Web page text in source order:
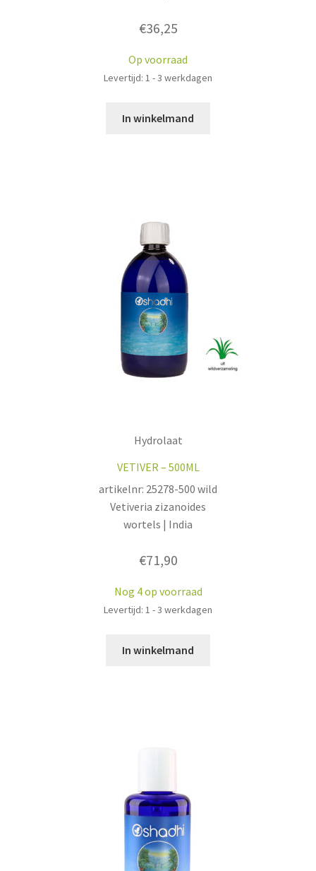
€36,25
Op voorraad
Levertijd: 1 - 3 werkdagen
In winkelmand
Hydrolaat
VETIVER – 500ML
artikelnr: 25278-500 wild
Vetiveria zizanoides
wortels | India
€71,90
Nog 4 op voorraad
Levertijd: 1 - 3 werkdagen
In winkelmand